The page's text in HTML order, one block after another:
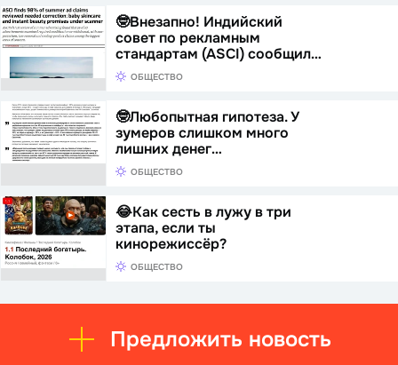
🤓Внезапно! Индийский
совет по рекламным
стандартам (ASCI) сообщил…
ОБЩЕСТВО
🤓Любопытная гипотеза. У
зумеров слишком много
лишних денег…
ОБЩЕСТВО
😂Как сесть в лужу в три
этапа, если ты
кинорежиссёр?
ОБЩЕСТВО
Предложить новость